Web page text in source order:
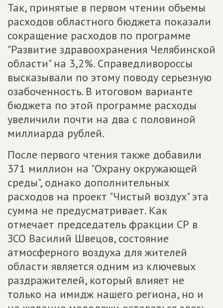
Так, принятые в первом чтении объемы
расходов областного бюджета показали
сокращение расходов по программе
"Развитие здравоохранения Челябинской
области" на 3,2%. Справедливороссы
высказывали по этому поводу серьезную
озабоченность. В итоговом варианте
бюджета по этой программе расходы
увеличили почти на два с половиной
миллиарда рублей.
После первого чтения также добавили
371 миллион на "Охрану окружающей
среды", однако дополнительных
расходов на проект "Чистый воздух" эта
сумма не предусматривает. Как
отмечает председатель фракции СР в
ЗСО Василий Швецов, состояние
атмосферного воздуха для жителей
области является одним из ключевых
раздражителей, который влияет не
только на имидж нашего региона, но и